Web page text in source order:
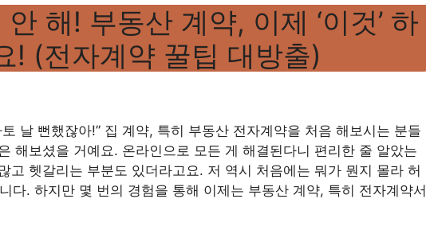
해! 부동산 계약, 이제 ‘이것’ 하
! (전자계약 꿀팁 대방출)
날 뻔했잖아!” 집 계약, 특히 부동산 전자계약을 처음 해보시는 분들
해보셨을 거예요. 온라인으로 모든 게 해결된다니 편리한 줄 알았는
고 헷갈리는 부분도 있더라고요. 저 역시 처음에는 뭐가 뭔지 몰라 허
다. 하지만 몇 번의 경험을 통해 이제는 부동산 계약, 특히 전자계약서